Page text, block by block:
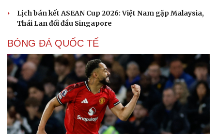
Cải chính
Lịch bán kết ASEAN Cup 2026: Việt Nam gặp Malaysia,
Thái Lan đối đầu Singapore
BÓNG ĐÁ QUỐC TẾ